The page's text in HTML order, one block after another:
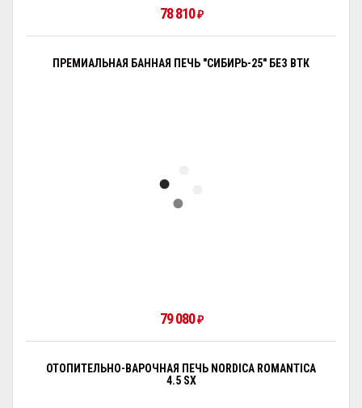
78 810₽
ПРЕМИАЛЬНАЯ БАННАЯ ПЕЧЬ "СИБИРЬ-25" БЕЗ ВТК
79 080₽
ОТОПИТЕЛЬНО-ВАРОЧНАЯ ПЕЧЬ NORDICA ROMANTICA
4.5 SX